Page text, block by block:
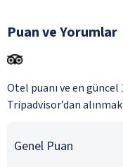
Puan ve Yorumlar
Otel puanı ve en
Tripadvisor’dan
Genel Puan